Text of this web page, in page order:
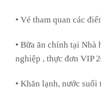
• Vé tham quan các
• Bữa ăn chính tại Nhà
nghiệp , thực đơn VIP
• Khăn lạnh, nước